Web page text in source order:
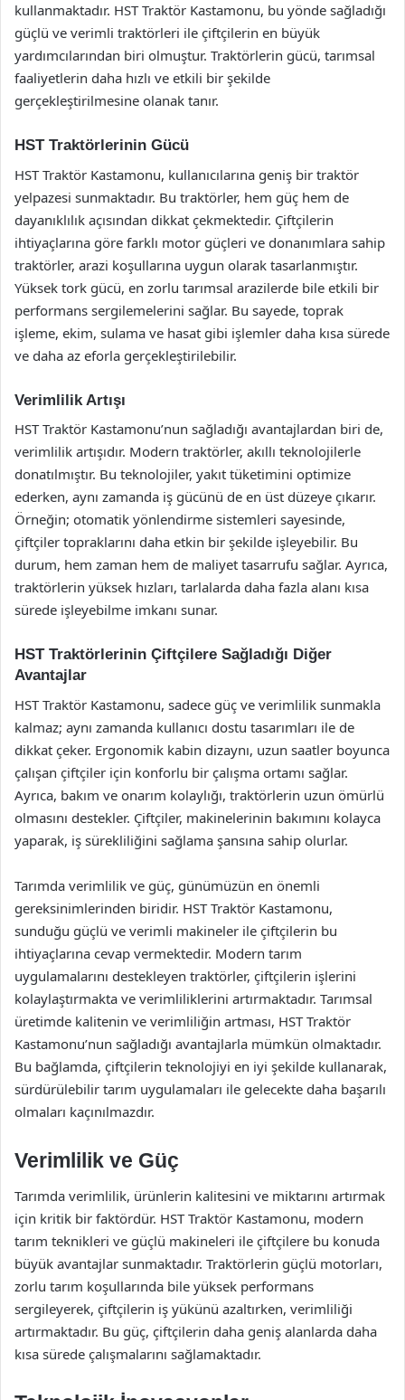
kullanmaktadır. HST Traktör Kastamonu, bu yönde sağladığı
güçlü ve verimli traktörleri ile çiftçilerin en büyük
yardımcılarından biri olmuştur. Traktörlerin gücü, tarımsal
faaliyetlerin daha hızlı ve etkili bir şekilde
gerçekleştirilmesine olanak tanır.
HST Traktörlerinin Gücü
HST Traktör Kastamonu, kullanıcılarına geniş bir traktör
yelpazesi sunmaktadır. Bu traktörler, hem güç hem de
dayanıklılık açısından dikkat çekmektedir. Çiftçilerin
ihtiyaçlarına göre farklı motor güçleri ve donanımlara sahip
traktörler, arazi koşullarına uygun olarak tasarlanmıştır.
Yüksek tork gücü, en zorlu tarımsal arazilerde bile etkili bir
performans sergilemelerini sağlar. Bu sayede, toprak
işleme, ekim, sulama ve hasat gibi işlemler daha kısa sürede
ve daha az eforla gerçekleştirilebilir.
Verimlilik Artışı
HST Traktör Kastamonu’nun sağladığı avantajlardan biri de,
verimlilik artışıdır. Modern traktörler, akıllı teknolojilerle
donatılmıştır. Bu teknolojiler, yakıt tüketimini optimize
ederken, aynı zamanda iş gücünü de en üst düzeye çıkarır.
Örneğin; otomatik yönlendirme sistemleri sayesinde,
çiftçiler topraklarını daha etkin bir şekilde işleyebilir. Bu
durum, hem zaman hem de maliyet tasarrufu sağlar. Ayrıca,
traktörlerin yüksek hızları, tarlalarda daha fazla alanı kısa
sürede işleyebilme imkanı sunar.
HST Traktörlerinin Çiftçilere Sağladığı Diğer
Avantajlar
HST Traktör Kastamonu, sadece güç ve verimlilik sunmakla
kalmaz; aynı zamanda kullanıcı dostu tasarımları ile de
dikkat çeker. Ergonomik kabin dizaynı, uzun saatler boyunca
çalışan çiftçiler için konforlu bir çalışma ortamı sağlar.
Ayrıca, bakım ve onarım kolaylığı, traktörlerin uzun ömürlü
olmasını destekler. Çiftçiler, makinelerinin bakımını kolayca
yaparak, iş sürekliliğini sağlama şansına sahip olurlar.
Tarımda verimlilik ve güç, günümüzün en önemli
gereksinimlerinden biridir. HST Traktör Kastamonu,
sunduğu güçlü ve verimli makineler ile çiftçilerin bu
ihtiyaçlarına cevap vermektedir. Modern tarım
uygulamalarını destekleyen traktörler, çiftçilerin işlerini
kolaylaştırmakta ve verimliliklerini artırmaktadır. Tarımsal
üretimde kalitenin ve verimliliğin artması, HST Traktör
Kastamonu’nun sağladığı avantajlarla mümkün olmaktadır.
Bu bağlamda, çiftçilerin teknolojiyi en iyi şekilde kullanarak,
sürdürülebilir tarım uygulamaları ile gelecekte daha başarılı
olmaları kaçınılmazdır.
Verimlilik ve Güç
Tarımda verimlilik, ürünlerin kalitesini ve miktarını artırmak
için kritik bir faktördür. HST Traktör Kastamonu, modern
tarım teknikleri ve güçlü makineleri ile çiftçilere bu konuda
büyük avantajlar sunmaktadır. Traktörlerin güçlü motorları,
zorlu tarım koşullarında bile yüksek performans
sergileyerek, çiftçilerin iş yükünü azaltırken, verimliliği
artırmaktadır. Bu güç, çiftçilerin daha geniş alanlarda daha
kısa sürede çalışmalarını sağlamaktadır.